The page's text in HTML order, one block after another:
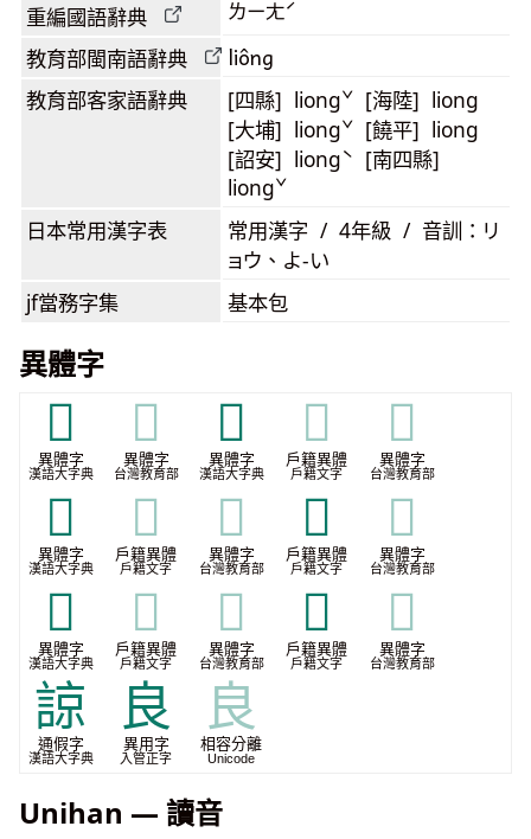
重編國語辭典 ㄌㄧㄤˊ
教育部閩南語辭典 liông
教育部客家語辭典
[四縣] liongˇ [海陸] liong
[大埔] liongˇ [饒平] liong
[詔安] liongˋ [南四縣]
liongˇ
日本常用漢字表
常用漢字 / 4年級 / 音訓：リ
ョウ、よ-い
jf當務字集 基本包
異體字
𡆨
異體字
漢語大字典
𡆨
異體字
台灣教育部
𡰩
異體字
漢語大字典
𡰩
戶籍異體
戶籍文字
𡰩
異體字
台灣教育部
𣌣
異體字
漢語大字典
𣌣
戶籍異體
戶籍文字
𣌣
異體字
台灣教育部
𣌩
戶籍異體
戶籍文字
𣌩
異體字
台灣教育部
𥭣
異體字
漢語大字典
𥭣
戶籍異體
戶籍文字
𥭣
異體字
台灣教育部
𥭷
戶籍異體
戶籍文字
𥭷
異體字
台灣教育部
諒
通假字
漢語大字典
良
異用字
入管正字
良
相容分離
Unicode
Unihan — 讀音